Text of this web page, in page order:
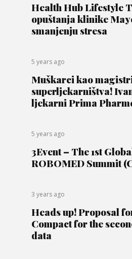
Health Hub Lifestyle
opuštanja klinike
smanjenju stresa
5 years ago
Muškarci kao
superljekarništva!
ljekarni Prima
5 years ago
3Event – The 1st
ROBOMED Summit
3 years ago
Heads up! Proposal
Compact for the
data